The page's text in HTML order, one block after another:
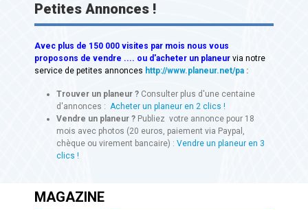
Petites Annonces !
Avec plus de 150 000 visites par mois nous vous
proposons de vendre .... ou d'acheter un planeur via notre
service de petites annonces http://www.planeur.net/pa :
Trouver un planeur ? Consulter plus d'une centaine
d'annonces : Acheter un planeur en 2 clics !
Vendre un planeur ? Publiez votre annonce pour 18
mois avec photos (20 euros, paiement via Paypal,
chèque ou virement bancaire) : Vendre un planeur en 3
clics !
MAGAZINE